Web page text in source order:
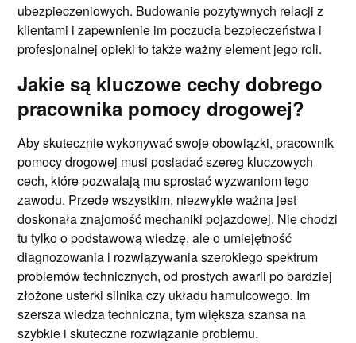
ubezpieczeniowych. Budowanie pozytywnych relacji z
klientami i zapewnienie im poczucia bezpieczeństwa i
profesjonalnej opieki to także ważny element jego roli.
Jakie są kluczowe cechy dobrego
pracownika pomocy drogowej?
Aby skutecznie wykonywać swoje obowiązki, pracownik
pomocy drogowej musi posiadać szereg kluczowych
cech, które pozwalają mu sprostać wyzwaniom tego
zawodu. Przede wszystkim, niezwykle ważna jest
doskonała znajomość mechaniki pojazdowej. Nie chodzi
tu tylko o podstawową wiedzę, ale o umiejętność
diagnozowania i rozwiązywania szerokiego spektrum
problemów technicznych, od prostych awarii po bardziej
złożone usterki silnika czy układu hamulcowego. Im
szersza wiedza techniczna, tym większa szansa na
szybkie i skuteczne rozwiązanie problemu.